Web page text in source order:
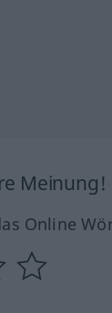
Meinung!
Online